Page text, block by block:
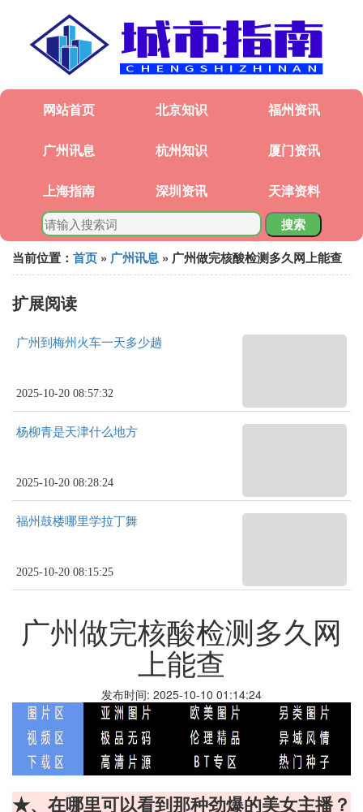
网站首页 北京知识 福州资讯
广州讯息 杭州知识 厦门资讯
上海指南 深圳资讯 天津资料
搜索
当前位置： 首页 » 广州讯息 » 广州做完核酸检测多久网上能查
扩展阅读
广州到梅州火车一天多少趟
2025-10-20 08:57:32
杨柳青是天津什么地方
2025-10-20 08:28:24
福州鼓楼哪里学拉丁舞
2025-10-20 08:15:25
广州做完核酸检测多久网
上能查
发布时间: 2025-10-10 01:14:24
★、在哪里可以看到那种劲爆的美女主播？